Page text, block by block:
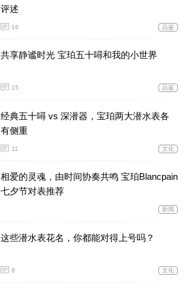
评述
16 品鉴
共享静谧时光 宝珀五十噚和我的小世界
15 品鉴
经典五十噚 vs 深潜器，宝珀两大潜水表各
有侧重
11 文化
相爱的灵魂，由时间协奏共鸣 宝珀Blancpain
七夕节对表推荐
新闻
这些潜水表花名，你都能对得上号吗？
8 文化